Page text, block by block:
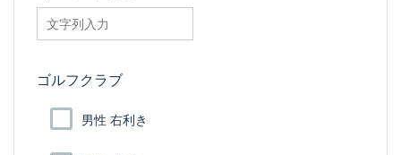
searchfilter_pro
ゴルフクラブ
男性 右利き